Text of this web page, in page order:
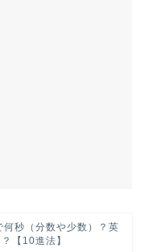
何秒（分数や少数）？英
【10進法】